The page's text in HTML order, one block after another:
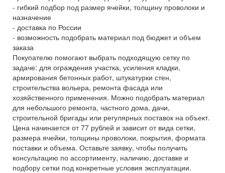
- гибкий подбор под размер ячейки, толщину проволоки и
назначение
- доставка по России
- возможность подобрать материал под бюджет и объем
заказа
Покупателю помогают выбрать подходящую сетку по
задаче: для ограждения участка, усиления кладки,
армирования бетонных работ, штукатурки стен,
строительства вольера, ремонта фасада или
хозяйственного применения. Можно подобрать материал
для небольшого ремонта, частного дома, дачи,
строительной бригады или регулярных поставок на объект.
Цена начинается от 77 рублей и зависит от вида сетки,
размера ячейки, толщины проволоки, покрытия, формата
поставки и объема. Оставьте заявку, чтобы получить
консультацию по ассортименту, наличию, доставке и
подбору сетки под конкретные условия эксплуатации.